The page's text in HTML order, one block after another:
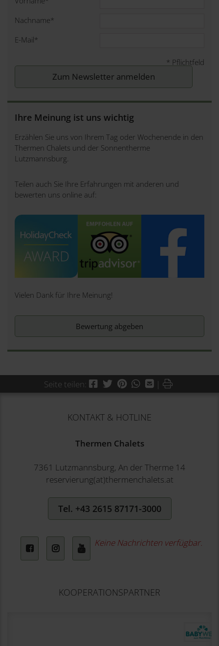
Nachname*
E-Mail*
* Pflichtfeld
Ihre Meinung ist uns wichtig
Erzählen Sie uns von Ihrem Tag oder Wochenende in den
Thermen Chalets und der Sonnentherme
Lutzmannsburg.
Teilen auch Sie Ihre Erfahrungen mit anderen und
bewerten uns online auf:
Vielen Dank für Ihre Meinung!
Bewertung abgeben
Seite teilen: Facebook
Twitter
PinterestWhatsApp
Mail
| Drucken
KONTAKT & HOTLINE
Thermen Chalets
7361 Lutzmannsburg, An der Therme 14
reservierung(at)thermenchalets.at
Tel. +43 2615 87171-3000
FacebookInstagramYouTube
Keine Nachrichten verfügbar.
KOOPERATIONSPARTNER